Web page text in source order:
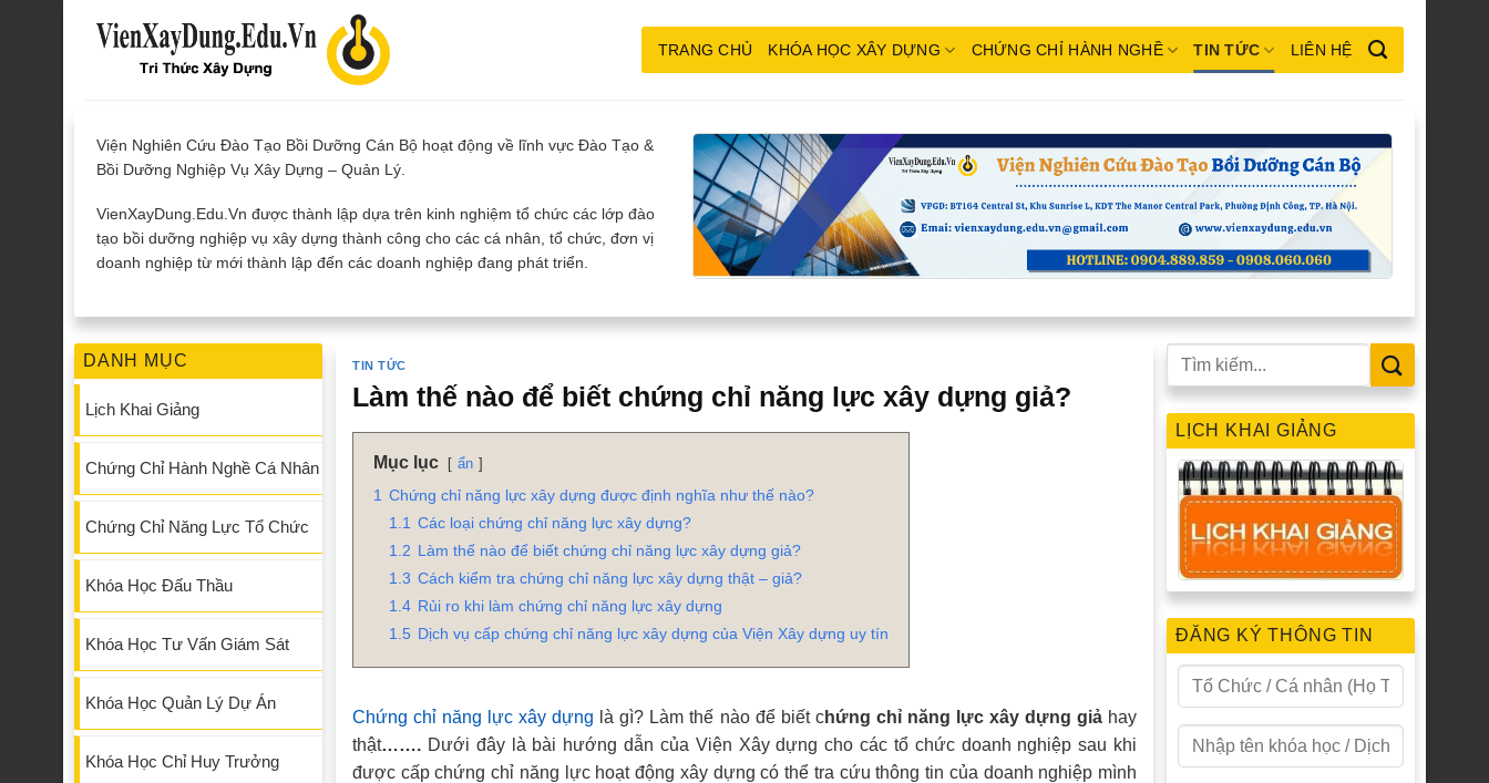
TRANG CHỦ KHÓA HỌC XÂY DỰNG CHỨNG CHỈ HÀNH NGHỀ TIN TỨC LIÊN HỆ
Viện Nghiên Cứu Đào Tạo Bồi Dưỡng Cán Bộ hoạt động về lĩnh vực Đào Tạo &
Bồi Dưỡng Nghiệp Vụ Xây Dựng – Quản Lý.
VienXayDung.Edu.Vn được thành lập dựa trên kinh nghiệm tổ chức các lớp đào
tạo bồi dưỡng nghiệp vụ xây dựng thành công cho các cá nhân, tổ chức, đơn vị
doanh nghiệp từ mới thành lập đến các doanh nghiệp đang phát triển.
DANH MỤC
Lịch Khai Giảng
Chứng Chỉ Hành Nghề Cá Nhân
Chứng Chỉ Năng Lực Tổ Chức
Khóa Học Đấu Thầu
Khóa Học Tư Vấn Giám Sát
Khóa Học Quản Lý Dự Án
Khóa Học Chỉ Huy Trưởng
TIN TỨC
Làm thế nào để biết chứng chỉ năng lực xây dựng giả?
Mục lục ẩn
1 Chứng chỉ năng lực xây dựng được định nghĩa như thế nào?
1.1 Các loại chứng chỉ năng lực xây dựng?
1.2 Làm thế nào để biết chứng chỉ năng lực xây dựng giả?
1.3 Cách kiểm tra chứng chỉ năng lực xây dựng thật – giả?
1.4 Rủi ro khi làm chứng chỉ năng lực xây dựng
1.5 Dịch vụ cấp chứng chỉ năng lực xây dựng của Viện Xây dựng uy tín
Chứng chỉ năng lực xây dựng là gì? Làm thế nào để biết chứng chỉ năng lực xây dựng giả hay
thật……. Dưới đây là bài hướng dẫn của Viện Xây dựng cho các tổ chức doanh nghiệp sau khi
được cấp chứng chỉ năng lực hoạt động xây dựng có thể tra cứu thông tin của doanh nghiệp mình
LỊCH KHAI GIẢNG
ĐĂNG KÝ THÔNG TIN